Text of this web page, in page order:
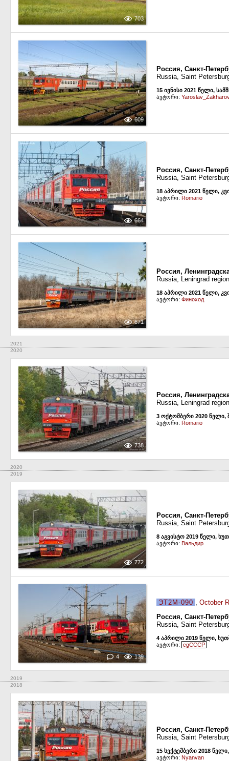
703
609
Россия, Санкт-
Russia, Saint
15 ივნისი 2021 წელი,
ავტორი:
664
Россия, Санкт-
Russia, Saint
18 აპრილი 2021 წელი,
ავტორი: Romario
671
Россия,
Russia, Leningrad
18 აპრილი 2021 წელი,
ავტორი: Финоход
2021
2020
738
Россия,
Russia, Leningrad
3 ოქტომბერი 2020 წელი,
ავტორი: Romario
2020
2019
772
Россия, Санкт-
Russia, Saint
8 აგვისტო 2019 წელი,
ავტორი: Вальдир
4 139
ЭТ2М-090 , October
Россия, Санкт-
Russia, Saint
4 აპრილი 2019 წელი,
ავტორი: cgCCCP
2019
2018
Россия, Санкт-
Russia, Saint
15 სექტემბერი 2018
ავტორი: Nyanvan